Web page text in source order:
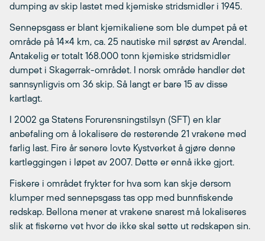
dumping av skip lastet med kjemiske stridsmidler i 1945.
Sennepsgass er blant kjemikaliene som ble dumpet på et
område på 14×4 km, ca. 25 nautiske mil sørøst av Arendal.
Antakelig er totalt 168.000 tonn kjemiske stridsmidler
dumpet i Skagerrak-området. I norsk område handler det
sannsynligvis om 36 skip. Så langt er bare 15 av disse
kartlagt.
I 2002 ga Statens Forurensningstilsyn (SFT) en klar
anbefaling om å lokalisere de resterende 21 vrakene med
farlig last. Fire år senere lovte Kystverket å gjøre denne
kartleggingen i løpet av 2007. Dette er ennå ikke gjort.
Fiskere i området frykter for hva som kan skje dersom
klumper med sennepsgass tas opp med bunnfiskende
redskap. Bellona mener at vrakene snarest må lokaliseres
slik at fiskerne vet hvor de ikke skal sette ut redskapen sin.